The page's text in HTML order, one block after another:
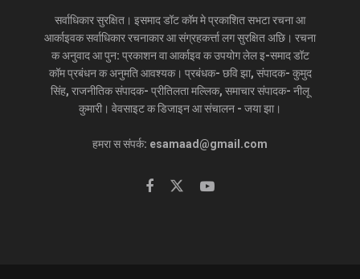
सर्वाधिकार सुरक्षित। इसमाद डॉट कॉम मे प्रकाशित सभटा रचना आ
आर्काइवक सर्वाधिकार रचनाकार आ संग्रहकर्त्ता लग सुरक्षित अछि। रचना
क अनुवाद आ पुन: प्रकाशन वा आर्काइव क उपयोग लेल इ-समाद डॉट
कॉम प्रबंधन क अनुमति आवश्यक। प्रबंधक- छवि झा, संपादक- कुमुद
सिंह, राजनीतिक संपादक- प्रीतिलता मल्लिक, समाचार संपादक- नीलू
कुमारी। वेवसाइट क डिजाइन आ संचालन - जया झा।
हमरा स संपर्क: esamaad@gmail.com